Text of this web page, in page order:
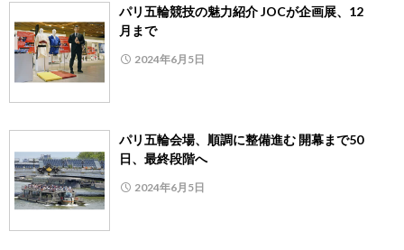
パリ五輪競技の魅力紹介 JOCが企画展、12
月まで
2024年6月5日
パリ五輪会場、順調に整備進む 開幕まで50
日、最終段階へ
2024年6月5日